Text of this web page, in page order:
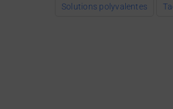
Solutions polyvalentes